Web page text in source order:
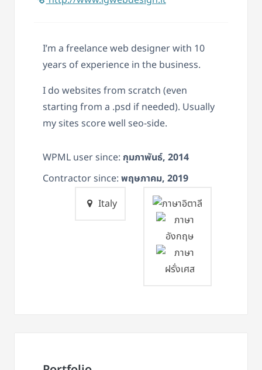
I’m a freelance web designer with 10
years of experience in the business.
I do websites from scratch (even
starting from a .psd if needed). Usually
my sites score well seo-side.
WPML user since: กุมภาพันธ์, 2014
Contractor since: พฤษภาคม, 2019
Italy